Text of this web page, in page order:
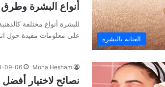
العناية بالبشرة
أنواع البشرة وطرق
للبشرة أنواع مختلفة
على معلومات مفيدة حول
Mona Hesham
09-06
نصائح لاختيار